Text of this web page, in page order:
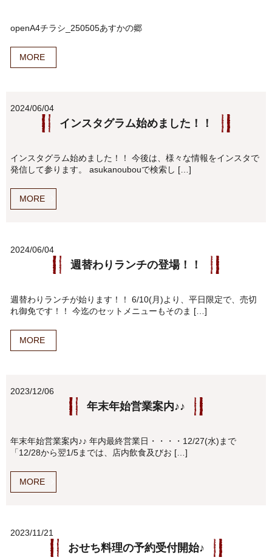
openA4チラシ_250505あすかの郷
MORE
2024/06/04
インスタグラム始めました！！
インスタグラム始めました！！ 今後は、様々な情報をインスタで
発信して参ります。 asukanoubouで検索し […]
MORE
2024/06/04
週替わりランチの登場！！
週替わりランチが始ります！！ 6/10(月)より、平日限定で、売切
れ御免です！！ 今迄のセットメニューもそのま […]
MORE
2023/12/06
年末年始営業案内♪♪
年末年始営業案内♪♪ 年内最終営業日・・・・12/27(水)まで
「12/28から翌1/5までは、店内飲食及びお […]
MORE
2023/11/21
おせち料理の予約受付開始♪